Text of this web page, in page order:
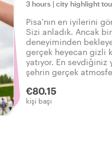
3 hours | city highlight
Pisa'nın en iyilerini
Sizi anladık. Ancak
deneyiminden
gerçek heyecan gizli
yatıyor. En sevdiğiniz
şehrin gerçek
Pisa'yı deneyimledim!
€80.15
kişi başı